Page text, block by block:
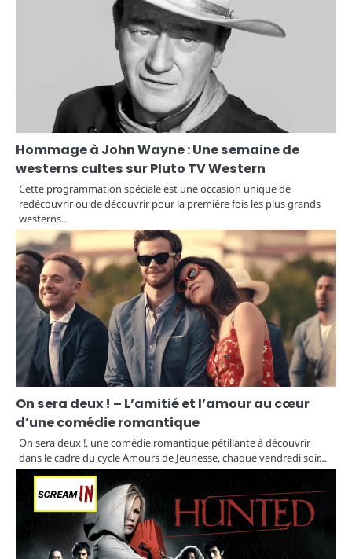
Hommage à John Wayne : Une semaine de
westerns cultes sur Pluto TV Western
Cette programmation spéciale est une occasion unique de
redécouvrir ou de découvrir pour la première fois les plus grands
westerns…
On sera deux ! – L’amitié et l’amour au cœur
d’une comédie romantique
On sera deux !, une comédie romantique pétillante à découvrir
dans le cadre du cycle Amours de Jeunesse, chaque vendredi soir…